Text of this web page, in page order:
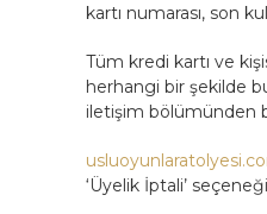
kartı numarası, son
Tüm kredi kartı ve
herhangi bir şekilde
iletişim bölümünden
‘Üyelik İptali’